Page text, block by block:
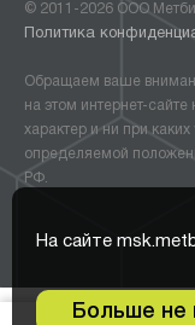
На сайте
Больше не
© 2011-2026 ООО
Политика
Обращаем ваше
на этом интернет-
характер и ни при
определяемой
РФ.